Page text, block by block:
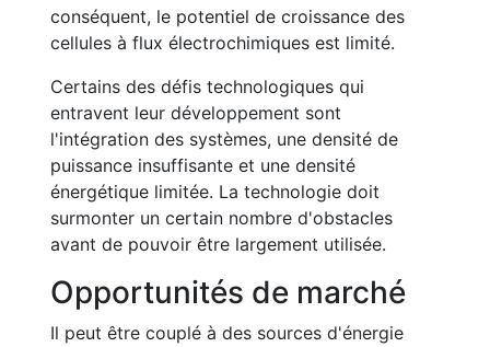
conséquent, le potentiel de croissance des
cellules à flux électrochimiques est limité.
Certains des défis technologiques qui
entravent leur développement sont
l'intégration des systèmes, une densité de
puissance insuffisante et une densité
énergétique limitée. La technologie doit
surmonter un certain nombre d'obstacles
avant de pouvoir être largement utilisée.
Opportunités de marché
Il peut être couplé à des sources d'énergie